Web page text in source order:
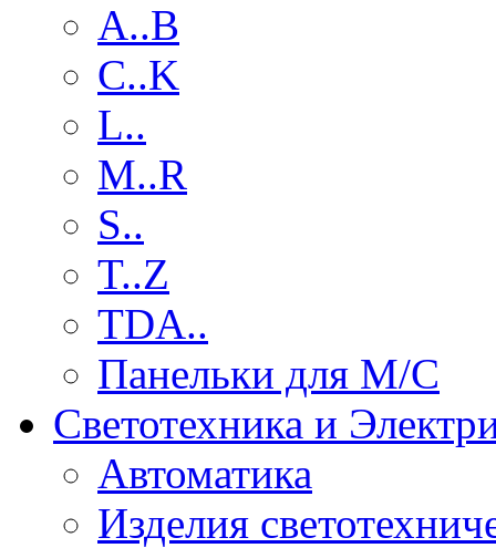
A..B
C..K
L..
M..R
S..
T..Z
TDA..
Панельки для М/С
Светотехника и
Автоматика
Изделия